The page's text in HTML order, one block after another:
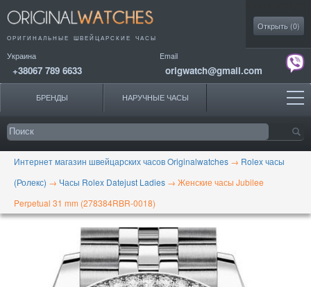
ОРИГИНАЛЬНЫЕ ШВЕЙЦАРСКИЕ ЧАСЫ
Украина
+38067 789 6633
Email
origwatch@gmail.com
Открыть (0)
БРЕНДЫ НАРУЧНЫЕ ЧАСЫ
Интернет магазин швейцарских часов Originalwatches → Rolex часы
(Ролекс) → Часы Rolex Datejust Ladies → Женские часы Jubilee
Perpetual 31 mm (278384RBR-0018)